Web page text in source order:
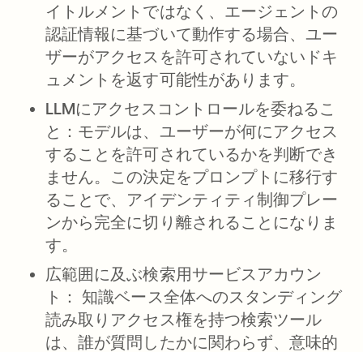
イトルメントではなく、エージェントの
認証情報に基づいて動作する場合、ユー
ザーがアクセスを許可されていないドキ
ュメントを返す可能性があります。
LLMにアクセスコントロールを委ねるこ
と： モデルは、ユーザーが何にアクセス
することを許可されているかを判断でき
ません。この決定をプロンプトに移行す
ることで、アイデンティティ制御プレー
ンから完全に切り離されることになりま
す。
広範囲に及ぶ検索用サービスアカウン
ト：
知識ベース全体へのスタンディング
読み取りアクセス権を持つ検索ツール
は、誰が質問したかに関わらず、意味的